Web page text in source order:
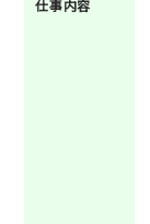
仕事内容